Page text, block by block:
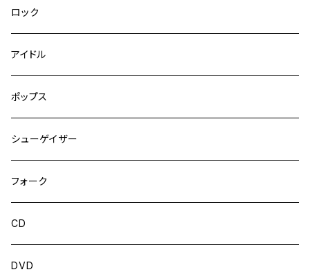
ロック
アイドル
ポップス
シューゲイザー
フォーク
CD
DVD